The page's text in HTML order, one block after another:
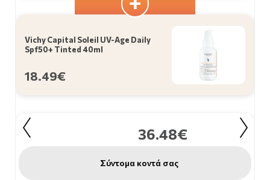
Vichy Capital Soleil UV-Age Daily
Spf50+ Tinted 40ml
18.49€
36.48€
Σύντομα κοντά σας